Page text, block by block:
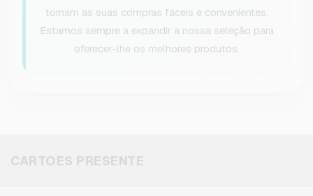
tornam as suas compras fáceis e convenientes.
Estamos sempre a expandir a nossa seleção para
oferecer-lhe os melhores produtos.
CARTOES PRESENTE